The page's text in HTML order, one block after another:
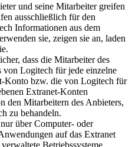
und seine Mitarbeiter greifen
ausschließlich für den
Informationen aus dem
sie, zeigen sie an, laden
dass die Mitarbeiter des
von Logitech für jede einzelne
Konto bzw. die von Logitech für
Extranet-Konten
den Mitarbeitern des Anbieters,
zu behandeln.
über Computer- oder
auf das Extranet
Betriebssysteme